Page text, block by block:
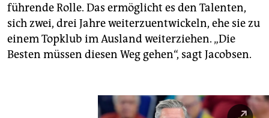
führende Rolle. Das ermöglicht es den Talenten,
sich zwei, drei Jahre weiterzuentwickeln, ehe sie zu
einem Topklub im Ausland weiterziehen. „Die
Besten müssen diesen Weg gehen“, sagt Jacobsen.